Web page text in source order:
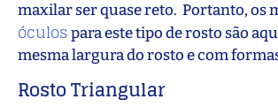
maxilar ser quase reto. Portanto, os
óculospara este tipo de rosto são
mesma largura do rosto e com
Rosto Triangular